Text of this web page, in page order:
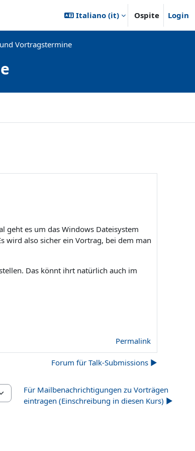
Italiano ‎(it)‎ Ospite Login
Vortragstermine
geht es um das Windows Dateisystem
wird also sicher ein Vortrag, bei dem man
Das könnt ihrt natürlich auch im
Permalink
Forum für Talk-Submissions ▶︎
Für Mailbenachrichtigungen zu Vorträgen
eintragen (Einschreibung in diesen Kurs) ▶︎